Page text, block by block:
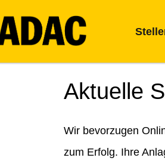
Aktuelle
Wir bevorzugen
zum Erfolg. Ihre